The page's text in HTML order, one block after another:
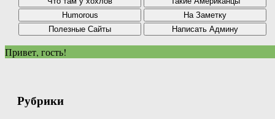
Привет, гость!
Рубрики